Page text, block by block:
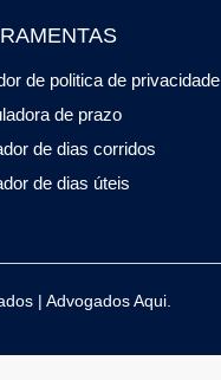
de politica de privacidade
de prazo
de dias corridos
de dias úteis
| Advogados Aqui.